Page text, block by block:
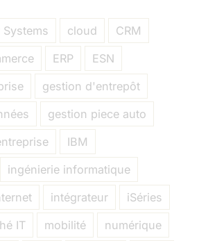
cloud
CRM
ERP
ESN
gestion d'entrepôt
gestion piece auto
IBM
ingénierie informatique
intégrateur
iSéries
IT mobilité
numérique